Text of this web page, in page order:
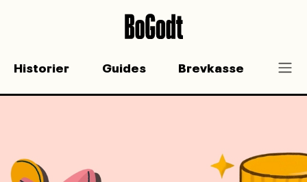
Historier Guides Brevkasse